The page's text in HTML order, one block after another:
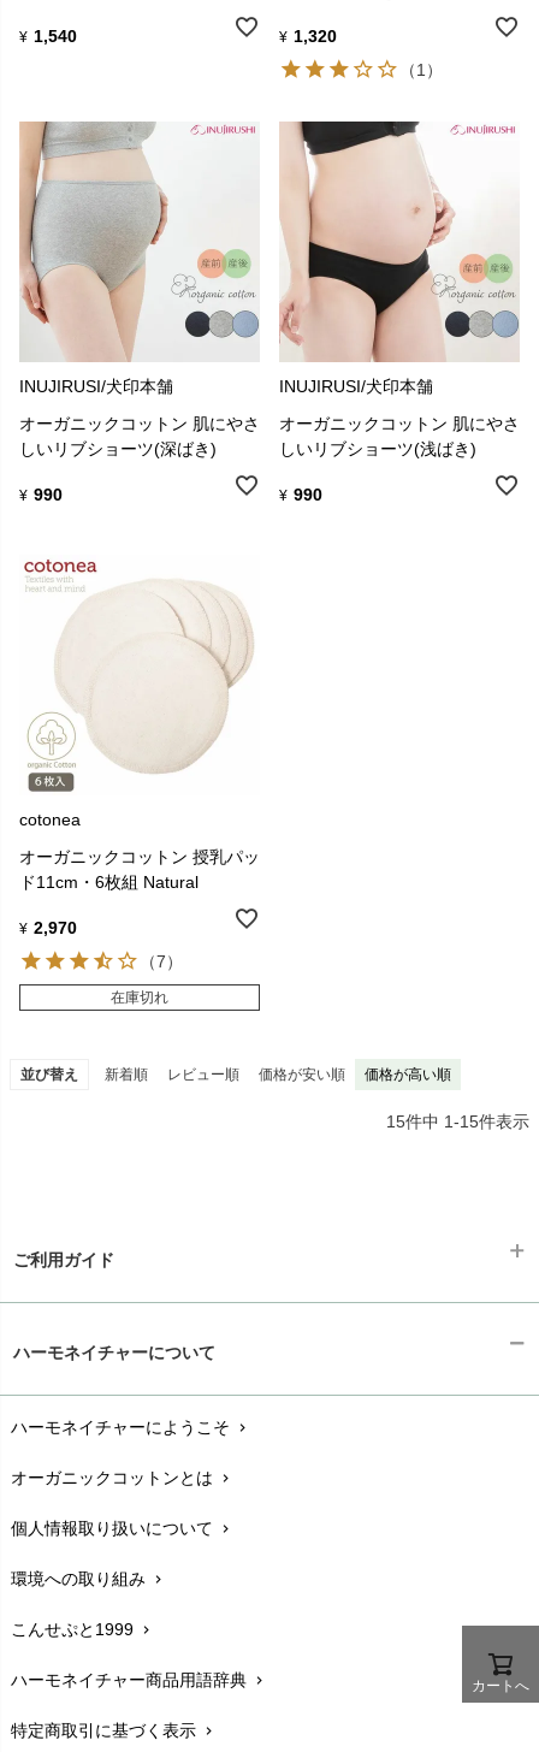
¥ 1,540 ¥ 1,320
（1）
INUJIRUSI/犬印本舗
オーガニックコットン 肌にやさ
しいリブショーツ(深ばき)
¥ 990
INUJIRUSI/犬印本舗
オーガニックコットン 肌にやさ
しいリブショーツ(浅ばき)
¥ 990
cotonea
オーガニックコットン 授乳パッ
ド11cm・6枚組 Natural
¥ 2,970
（7）
在庫切れ
並び替え 新着順 レビュー順 価格が安い順 価格が高い順
15件中 1-15件表示
カートへ
ご利用ガイド
配送と送料chevron_right
在庫状況と発送予定chevron_right
サイズ・寸法chevron_right
生地・素材chevron_right
お手入れについて
レビューを書こうchevron_right
返品交換chevron_right
ハーモネイチャーについて
ハーモネイチャーにようこそ chevron_right
オーガニックコットンとは chevron_right
個人情報取り扱いについて chevron_right
環境への取り組み chevron_right
こんせぷと1999 chevron_right
ハーモネイチャー商品用語辞典 chevron_right
特定商取引に基づく表示 chevron_right